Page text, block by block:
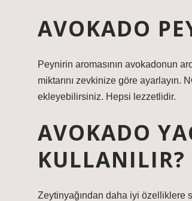
AVOKADO
Peynirin aromasının avokadonun
miktarını zevkinize göre
ekleyebilirsiniz. Hepsi lezzetlidir.
AVOKADO
KULLANILIR?
Zeytinyağından daha iyi özelliklere